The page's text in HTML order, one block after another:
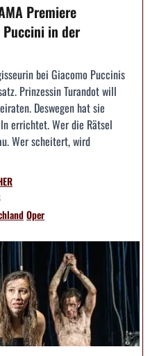
Premiere
Puccini in der
bei Giacomo Puccinis
Prinzessin Turandot will
Deswegen hat sie
errichtet. Wer die Rätsel
Wer scheitert, wird
Oper